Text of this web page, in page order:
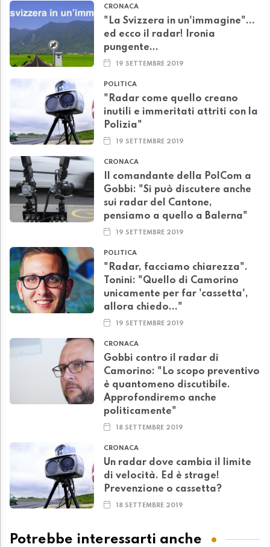
CRONACA
"La Svizzera in un'immagine"...
ed ecco il radar! Ironia
pungente...
19 SETTEMBRE 2019
POLITICA
"Radar come quello creano
inutili e immeritati attriti con la
Polizia"
19 SETTEMBRE 2019
CRONACA
Il comandante della PolCom a
Gobbi: "Si può discutere anche
sui radar del Cantone,
pensiamo a quello a Balerna"
19 SETTEMBRE 2019
POLITICA
"Radar, facciamo chiarezza".
Tonini: "Quello di Camorino
unicamente per far 'cassetta',
allora chiedo..."
19 SETTEMBRE 2019
CRONACA
Gobbi contro il radar di
Camorino: "Lo scopo preventivo
è quantomeno discutibile.
Approfondiremo anche
politicamente"
18 SETTEMBRE 2019
CRONACA
Un radar dove cambia il limite
di velocità. Ed è strage!
Prevenzione o cassetta?
18 SETTEMBRE 2019
Potrebbe interessarti anche